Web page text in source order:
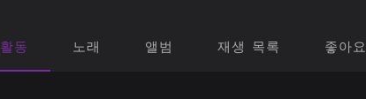
활동 노래 앨범 재생 목록 좋아요